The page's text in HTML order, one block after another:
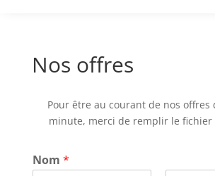
Nos offres
Pour être au courant de nos offres
minute, merci de remplir le fichier
Nom *